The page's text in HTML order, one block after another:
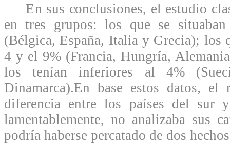
En sus conclusiones, el estudio
en tres grupos: los que se
(Bélgica, España, Italia y Grecia); los
4 y el 9% (Francia, Hungría,
los tenían inferiores al 4%
Dinamarca).En base estos datos, el
diferencia entre los países del sur
lamentablemente, no analizaba sus
podría haberse percatado de dos